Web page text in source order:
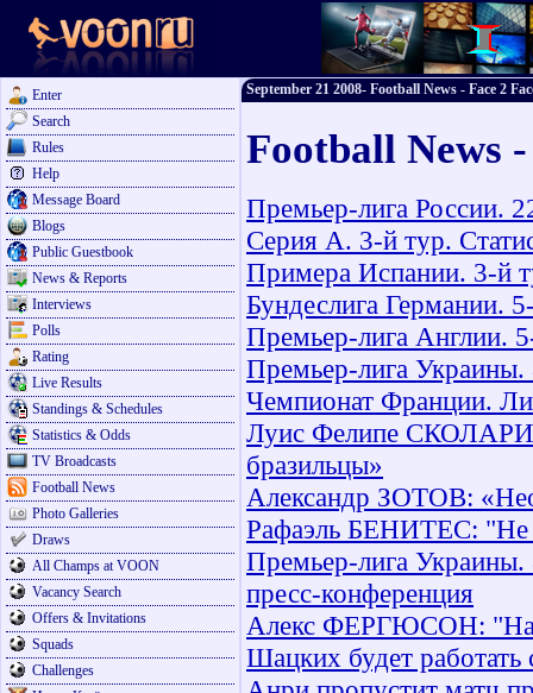
Enter
Search
Rules
Help
Message Board
Blogs
Public Guestbook
News & Reports
Interviews
Polls
Rating
Live Results
Standings & Schedules
Statistics & Odds
TV Broadcasts
Football News
Photo Galleries
Draws
All Champs at VOON
Vacancy Search
Offers & Invitations
Squads
Challenges
September 21 2008- Football News - Face 2
Football News
Премьер-лига России.
Серия А. 3-й тур.
Примера Испании. 3-й
Бундеслига Германии.
Премьер-лига Англии.
Премьер-лига Украины.
Чемпионат Франции.
Луис Фелипе СКОЛАРИ:
бразильцы»
Александр ЗОТОВ:
Рафаэль БЕНИТЕС: "Не
Премьер-лига
пресс-конференция
Алекс ФЕРГЮСОН: "Нам
Шацких будет